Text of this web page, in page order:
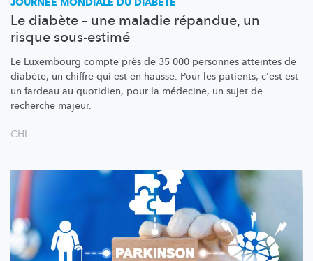
Le diabète – une maladie répandue, un
risque sous-estimé
Le Luxembourg compte près de 35 000 personnes atteintes de
diabète, un chiffre qui est en hausse. Pour les patients, c'est est
un fardeau au quotidien, pour la médecine, un sujet de
recherche majeur.
CHL